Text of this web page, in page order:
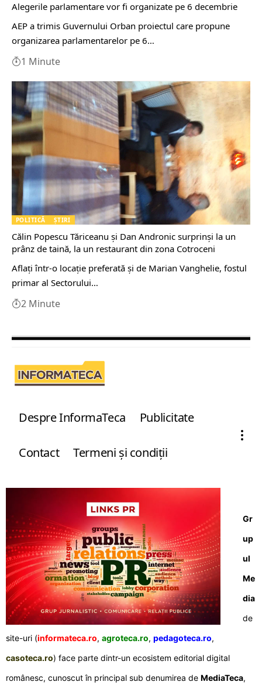
Alegerile parlamentare vor fi organizate pe 6 decembrie
AEP a trimis Guvernului Orban proiectul care propune
organizarea parlamentarelor pe 6…
1 Minute
POLITICĂ ȘTIRI
Călin Popescu Tăriceanu și Dan Andronic surprinși la un
prânz de taină, la un restaurant din zona Cotroceni
Aflați într-o locație preferată și de Marian Vanghelie, fostul
primar al Sectorului…
2 Minute
Despre InformaTeca Publicitate
Contact Termeni şi condiţii
Gr
up
ul
Me
dia
de
site-uri (informateca.ro, agroteca.ro, pedagoteca.ro,
casoteca.ro) face parte dintr-un ecosistem editorial digital
românesc, cunoscut în principal sub denumirea de MediaTeca,